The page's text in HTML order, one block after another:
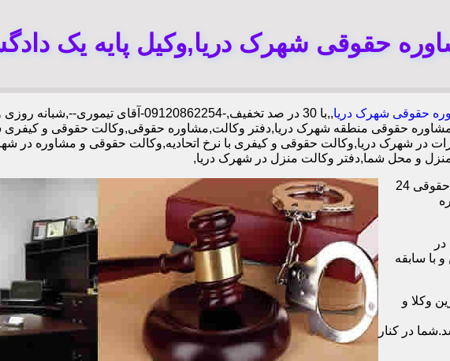
حقوقی شهرک دریا,وکیل پایه یک
حقوقی شهرک دریا,,با 30 در صد تخفیف,-09120862254-آقای تیموری--,شبانه روزی وکلا مجرب
حقوقی منطقه شهرک دریا,دفتر وکالت,مشاوره حقوقی,وکالت حقوقی و
در شهرک دریا,وکالت حقوقی و کیفری با نرخ اتحادیه,وکالت حقوقی و مشاوره در
و محل شما,دفتر وکالت منزل در شهرک دریا,
وکیل آنلاین در تمامی زمینه های حقوقی،خانوادگی،چک،ملک دفتر وکالت.مشاوره حقوقی 24
در
و با سابقه
وکلا و
در کنار